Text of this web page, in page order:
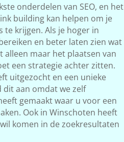
onderdelen van SEO, en het
building kan helpen om je
te krijgen. Als je hoger in
en beter laten zien wat
alleen maar het plaatsen van
een strategie achter zitten.
uitgezocht en een unieke
aan omdat we zelf
gemaakt waar u voor een
Ook in Winschoten heeft
komen in de zoekresultaten